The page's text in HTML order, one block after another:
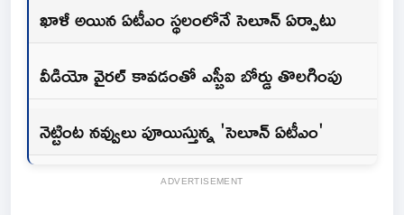
ఖాళీ అయిన ఏటీఎం స్థలంలోనే సెలూన్ ఏర్పాటు
వీడియో వైరల్ కావడంతో ఎస్బీఐ బోర్డు తొలగింపు
నెట్టింట నవ్వులు పూయిస్తున్న 'సెలూన్ ఏటీఎం'
ADVERTISEMENT